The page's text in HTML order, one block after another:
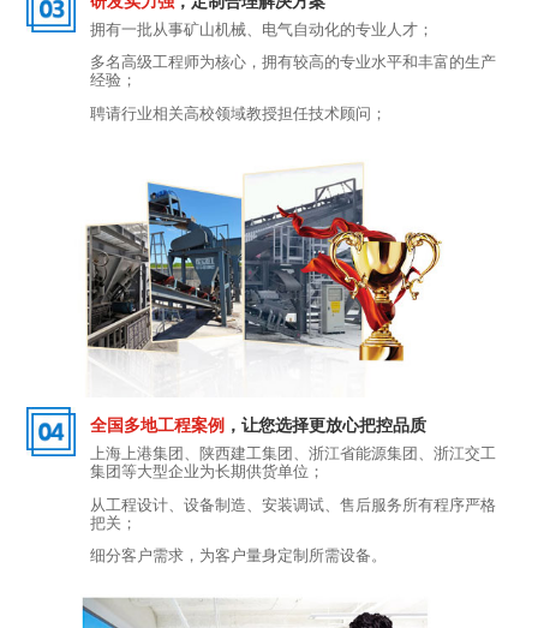
拥有一批从事矿山机械、电气自动化的专业人才；
多名高级工程师为核心，拥有较高的专业水平和丰富的生产
经验；
聘请行业相关高校领域教授担任技术顾问；
全国多地工程案例 ，让您选择更放心把控品质
上海上港集团、陕西建工集团、浙江省能源集团、浙江交工
集团等大型企业为长期供货单位；
从工程设计、设备制造、安装调试、售后服务所有程序严格
把关；
细分客户需求，为客户量身定制所需设备。